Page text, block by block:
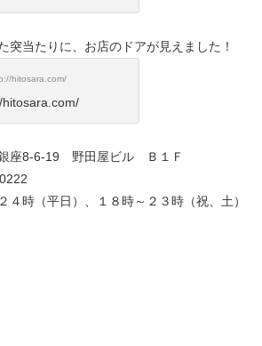
突当たりに、お店のドアが見えました！
hitosara.com/
座8-6-19 野田屋ビル Ｂ１Ｆ
４時（平日）、１８時～２３時（祝、土）